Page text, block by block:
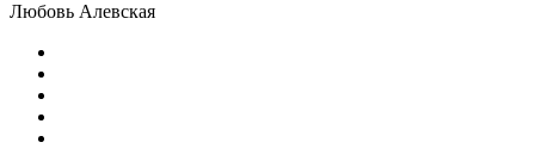
Любовь Алевская